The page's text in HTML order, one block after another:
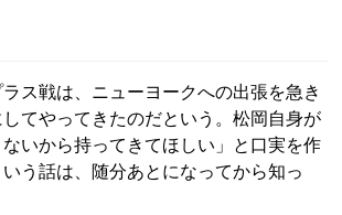
ス戦は、ニューヨークへの出張を急き
してやってきたのだという。松岡自身が
ないから持ってきてほしい」と口実を作
う話は、随分あとになってから知っ